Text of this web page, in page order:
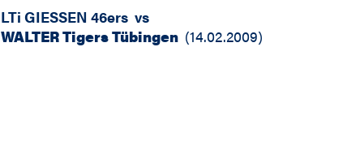
LTi GIESSEN 46ers vs
WALTER Tigers Tübingen (14.02.2009)